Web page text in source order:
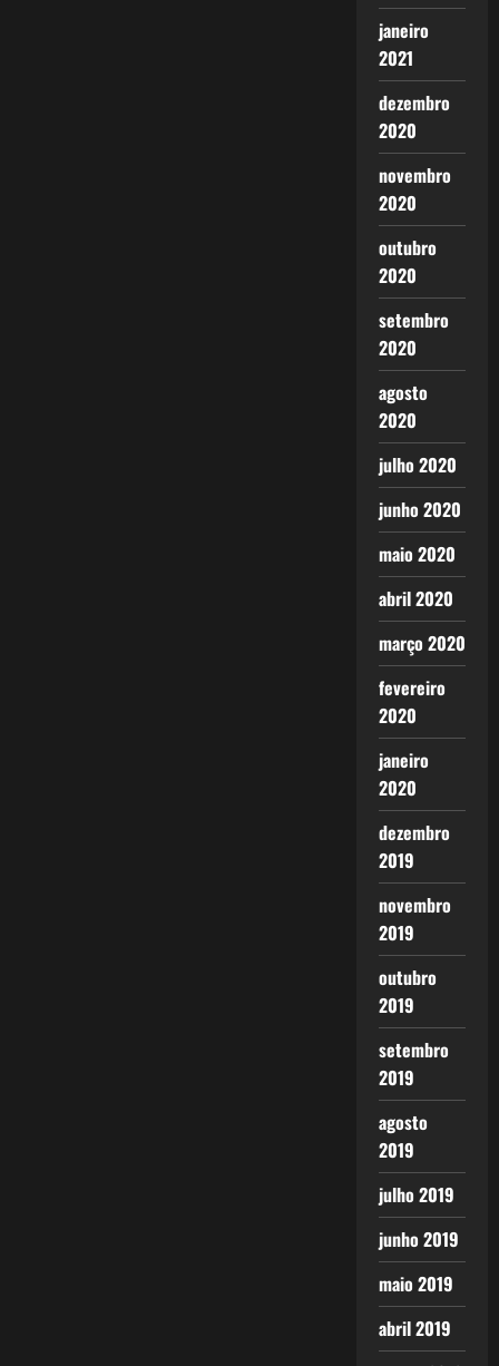
janeiro
2021
dezembro
2020
novembro
2020
outubro
2020
setembro
2020
agosto
2020
julho 2020
junho 2020
maio 2020
abril 2020
março 2020
fevereiro
2020
janeiro
2020
dezembro
2019
novembro
2019
outubro
2019
setembro
2019
agosto
2019
julho 2019
junho 2019
maio 2019
abril 2019